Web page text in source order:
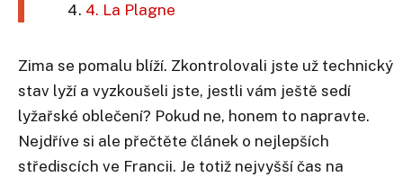
4. La Plagne
Zima se pomalu blíží. Zkontrolovali jste už technický
stav lyží a vyzkoušeli jste, jestli vám ještě sedí
lyžařské oblečení? Pokud ne, honem to napravte.
Nejdříve si ale přečtěte článek o nejlepších
střediscích ve Francii. Je totiž nejvyšší čas na